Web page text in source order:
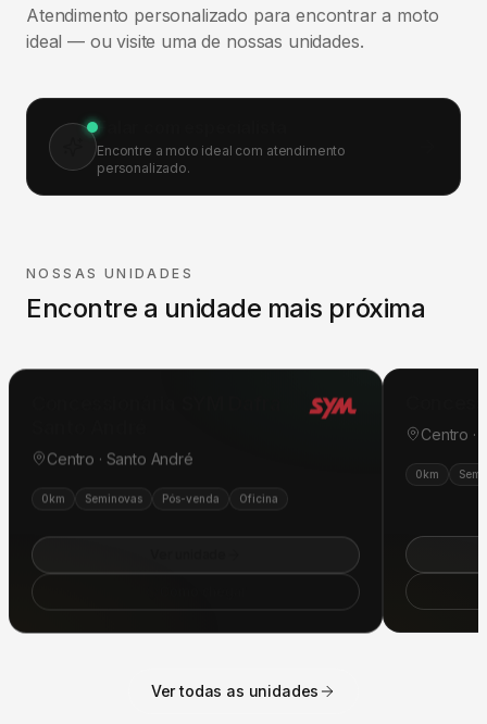
Atendimento personalizado para encontrar a moto
ideal — ou visite uma de nossas unidades.
Falar com especialista
Encontre a moto ideal com atendimento
personalizado.
NOSSAS UNIDADES
Encontre a unidade mais próxima
Ver unidade
Como chegar
Ver todas as unidades